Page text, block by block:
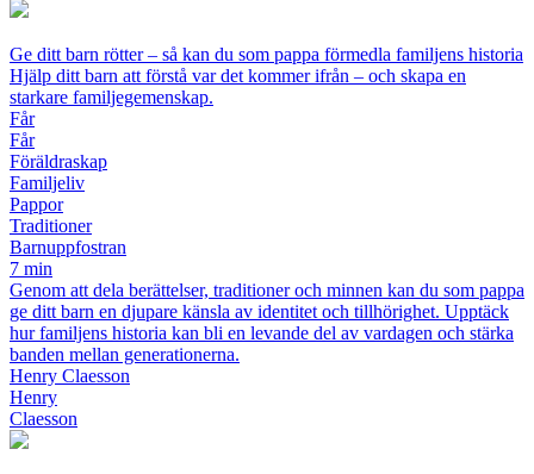
Ge ditt barn rötter – så kan du som pappa förmedla familjens historia
Hjälp ditt barn att förstå var det kommer ifrån – och skapa en
starkare familjegemenskap.
Får
Får
Föräldraskap
Familjeliv
Pappor
Traditioner
Barnuppfostran
7 min
Genom att dela berättelser, traditioner och minnen kan du som pappa
ge ditt barn en djupare känsla av identitet och tillhörighet. Upptäck
hur familjens historia kan bli en levande del av vardagen och stärka
banden mellan generationerna.
Henry Claesson
Henry
Claesson